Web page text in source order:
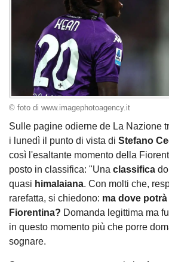
© foto di www.imagephotoagency.it
Sulle pagine odierne de La Nazione
i lunedì il punto di vista di Stefano
così l'esaltante momento della
posto in classifica: "Una classifica
quasi himalaiana. Con molti che,
rarefatta, si chiedono: ma dove
Fiorentina? Domanda legittima ma
in questo momento più che porre
sognare.